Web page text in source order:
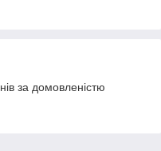
за домовленістю